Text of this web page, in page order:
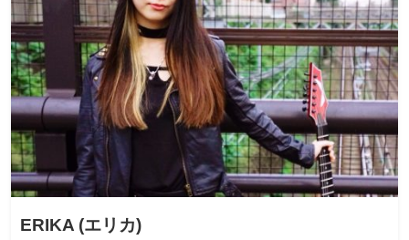
ERIKA (エリカ)